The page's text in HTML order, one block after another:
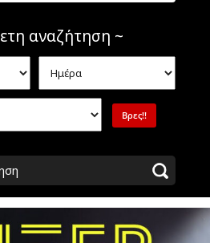
αναζήτηση ~